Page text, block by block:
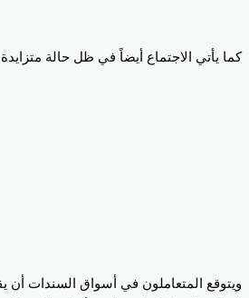
كما يأتي الاجتماع أيضاً في ظل حالة